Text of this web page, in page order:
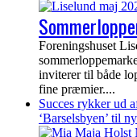
Foreningshuset
inviterer til både
fine præmier....
Succes rykker ud
‘Barselsbyen’ til